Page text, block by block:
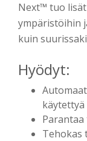
Next™ tuo
ympäristöihin
kuin
Hyödyt:
käytettyä
Tehokas